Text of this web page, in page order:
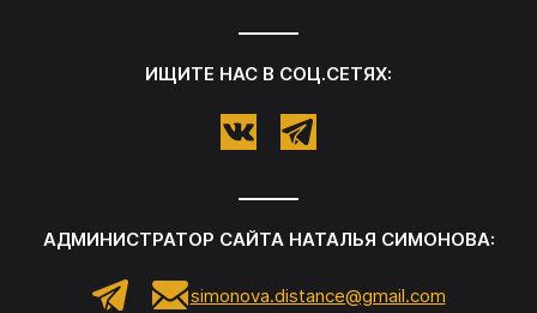
ИЩИТЕ НАС В СОЦ.СЕТЯХ:
АДМИНИСТРАТОР САЙТА НАТАЛЬЯ СИМОНОВА:
simonova.distance@gmail.com